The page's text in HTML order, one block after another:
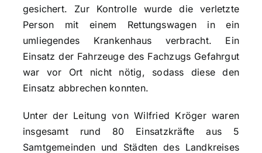
gesichert. Zur Kontrolle wurde die verletzte
Person mit einem Rettungswagen in ein
umliegendes Krankenhaus verbracht. Ein
Einsatz der Fahrzeuge des Fachzugs Gefahrgut
war vor Ort nicht nötig, sodass diese den
Einsatz abbrechen konnten.
Unter der Leitung von Wilfried Kröger waren
insgesamt rund 80 Einsatzkräfte aus 5
Samtgemeinden und Städten des Landkreises